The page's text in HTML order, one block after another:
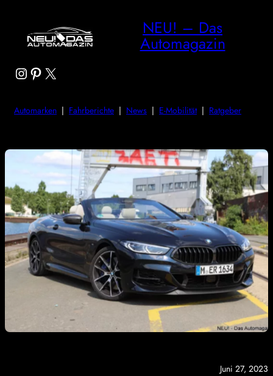
NEU! – Das
Automagazin
Instagram
Pinterest
X
Automarken | Fahrberichte | News | E-Mobilität| Ratgeber
Juni 27, 2023